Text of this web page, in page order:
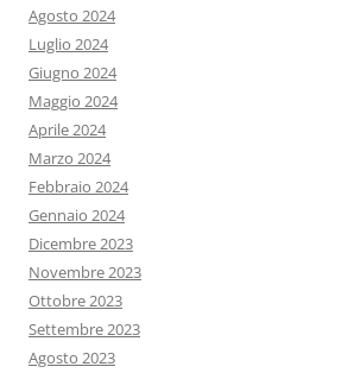
Agosto 2024
Luglio 2024
Giugno 2024
Maggio 2024
Aprile 2024
Marzo 2024
Febbraio 2024
Gennaio 2024
Dicembre 2023
Novembre 2023
Ottobre 2023
Settembre 2023
Agosto 2023